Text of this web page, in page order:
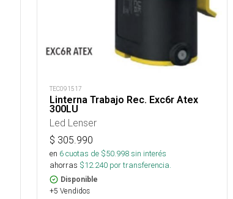
TEC091517
Linterna Trabajo Rec. Exc6r Atex
300LU
Led Lenser
$ 305.990
en 6cuotas de $50.998sin interés
ahorras $12.240 por transferencia.
Disponible
+5 Vendidos